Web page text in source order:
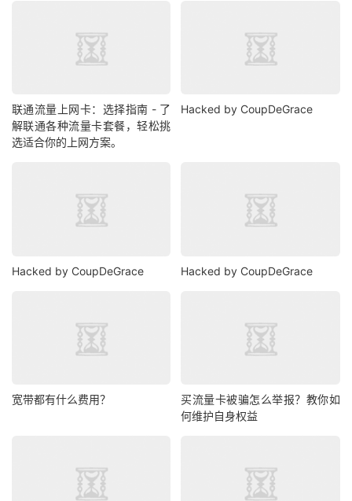
联通流量上网卡：选择指南 - 了
解联通各种流量卡套餐，轻松挑
选适合你的上网方案。
Hacked by CoupDeGrace
Hacked by CoupDeGrace Hacked by CoupDeGrace
宽带都有什么费用？
买流量卡被骗怎么举报？教你如
何维护自身权益